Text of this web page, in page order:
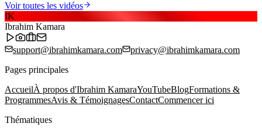
Voir toutes les vidéos
IK
Ibrahim Kamara
support@ibrahimkamara.com
privacy@ibrahimkamara.com
Pages principales
AccueilÀ propos d'Ibrahim KamaraYouTubeBlogFormations &
ProgrammesAvis & TémoignagesContactCommencer ici
Thématiques